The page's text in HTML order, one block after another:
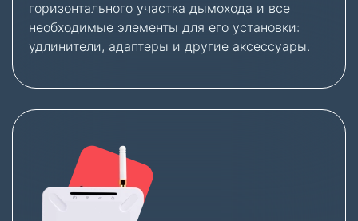
горизонтального участка дымохода и все
необходимые элементы для его установки:
удлинители, адаптеры и другие аксессуары.